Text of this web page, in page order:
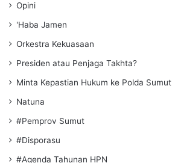
Opini
'Haba Jamen
Orkestra Kekuasaan
Presiden atau Penjaga Takhta?
Minta Kepastian Hukum ke Polda Sumut
Natuna
#Pemprov Sumut
#Disporasu
#Agenda Tahunan HPN